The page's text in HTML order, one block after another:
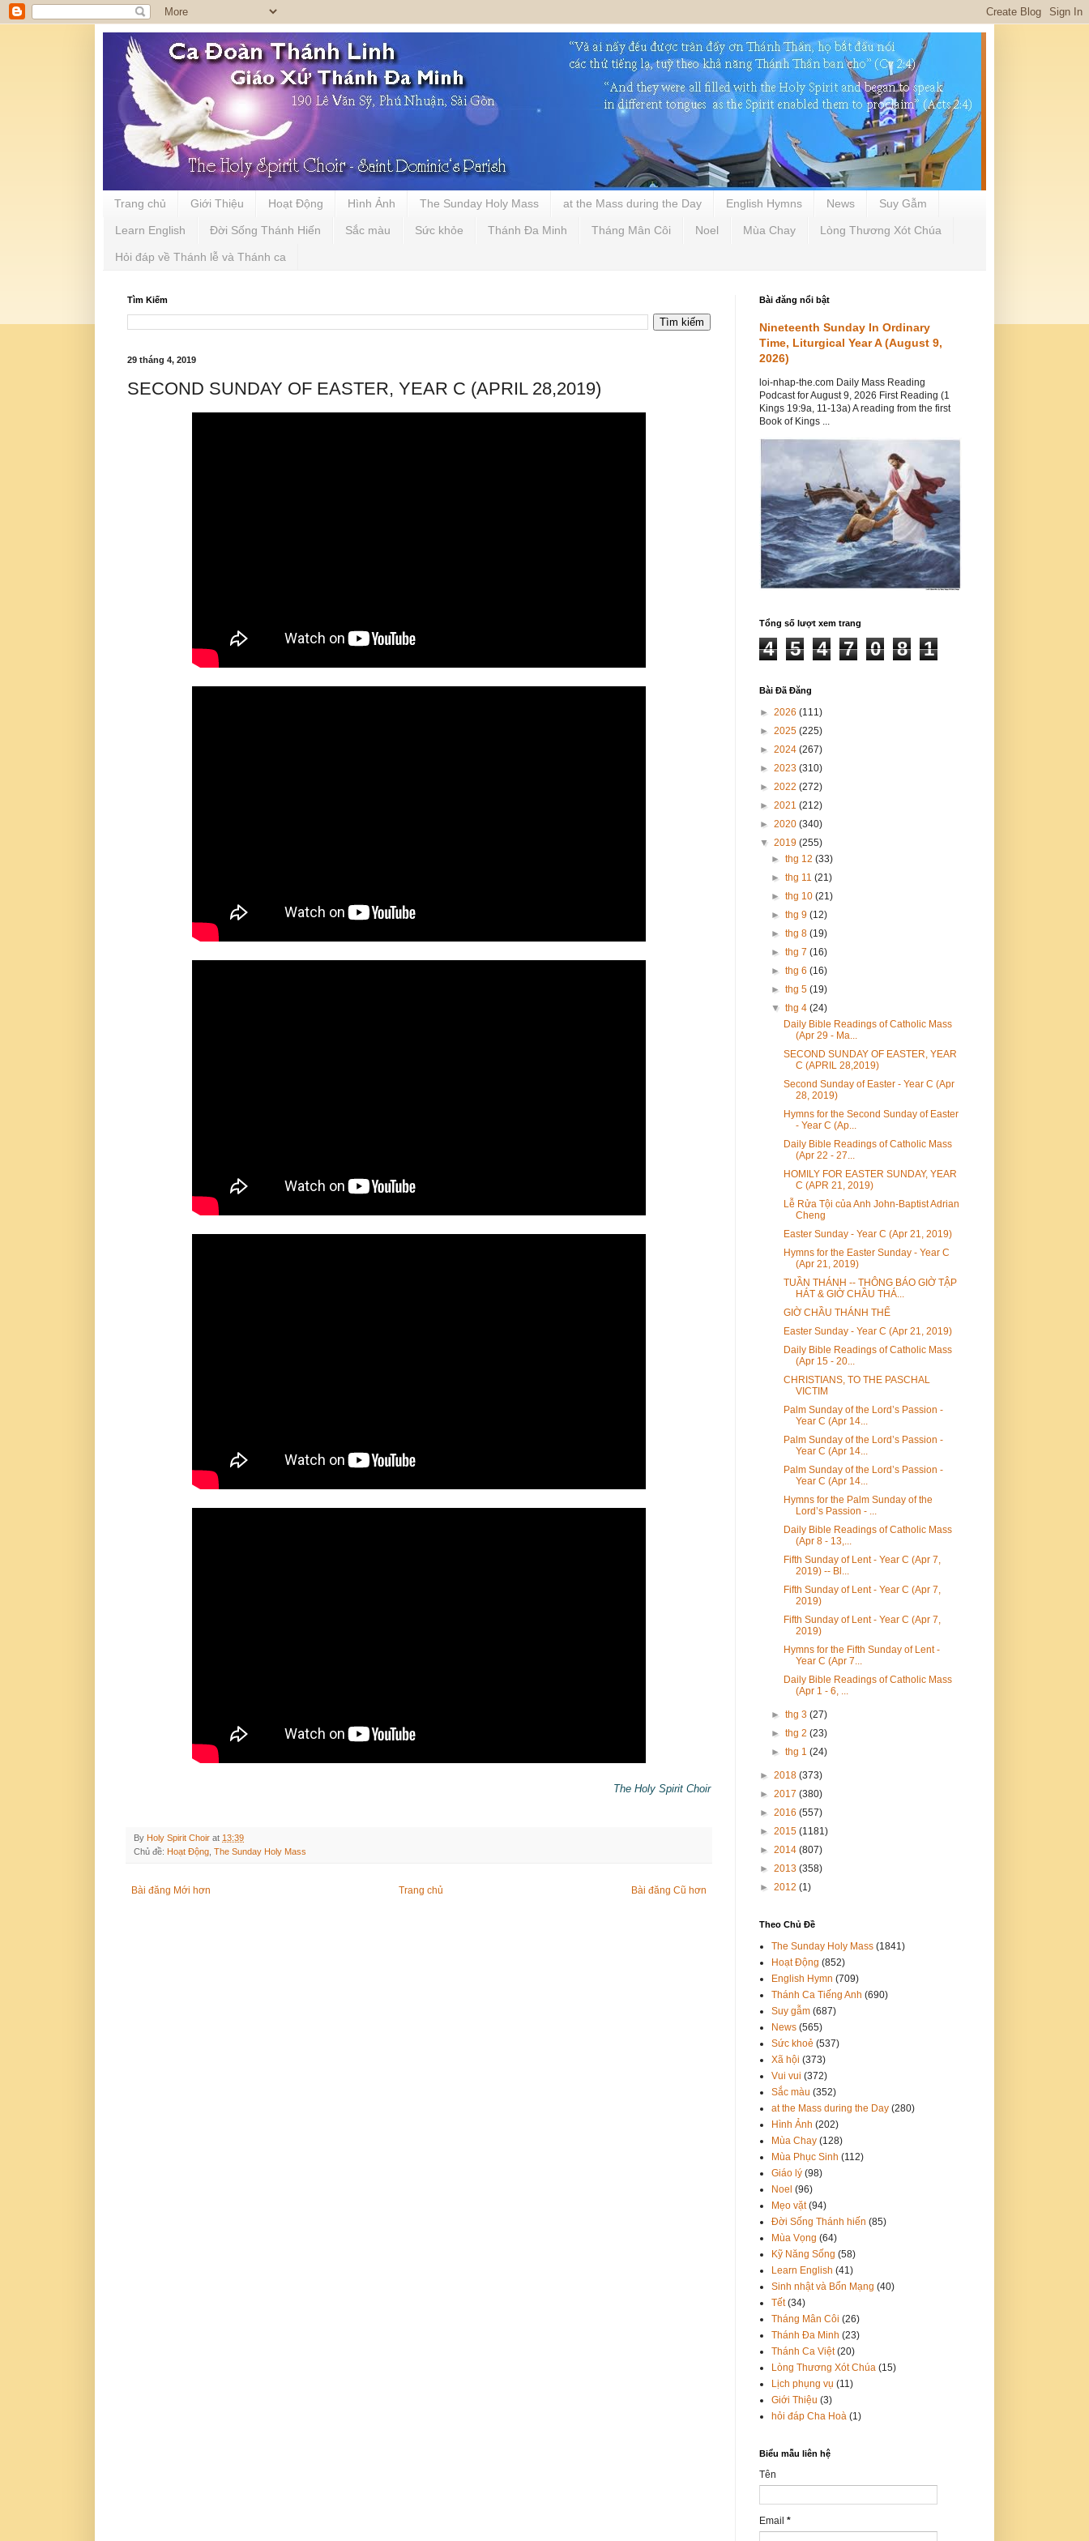
Trang chủ Giới Thiệu Hoạt Động Hình Ảnh The Sunday Holy Mass at the Mass during the Day English Hymns News Suy Gẫm
Learn English Đời Sống Thánh Hiến Sắc màu Sức khỏe Thánh Đa Minh Tháng Mân Côi Noel Mùa Chay Lòng Thương Xót Chúa
Hỏi đáp về Thánh lễ và Thánh ca
Tìm Kiếm
29 tháng 4, 2019
SECOND SUNDAY OF EASTER, YEAR C (APRIL 28,2019)
The Holy Spirit Choir
By Holy Spirit Choir at 13:39
Chủ đề: Hoạt Động The Sunday Holy Mass
Bài đăng Mới hơn Bài đăng Cũ hơn
Trang chủ
Bài đăng nổi bật
Nineteenth Sunday In Ordinary
Time, Liturgical Year A (August 9,
2026)
loi-nhap-the.com Daily Mass Reading
Podcast for August 9, 2026 First Reading (1
Kings 19:9a, 11-13a) A reading from the first
Book of Kings ...
Tổng số lượt xem trang
4 5 4 7 0 8 1
Bài Đã Đăng
► 2026 (111)
► 2025 (225)
► 2024 (267)
► 2023 (310)
► 2022 (272)
► 2021 (212)
► 2020 (340)
▼ 2019 (255)
►thg 12(33)
►thg 11(21)
►thg 10(21)
►thg 9(12)
►thg 8(19)
►thg 7(16)
►thg 6(16)
►thg 5(19)
▼thg 4(24)
Daily Bible Readings of Catholic Mass
(Apr 29 - Ma...
SECOND SUNDAY OF EASTER, YEAR
C (APRIL 28,2019)
Second Sunday of Easter - Year C (Apr
28, 2019)
Hymns for the Second Sunday of Easter
- Year C (Ap...
Daily Bible Readings of Catholic Mass
(Apr 22 - 27...
HOMILY FOR EASTER SUNDAY, YEAR
C (APR 21, 2019)
Lễ Rửa Tội của Anh John-Baptist Adrian
Cheng
Easter Sunday - Year C (Apr 21, 2019)
Hymns for the Easter Sunday - Year C
(Apr 21, 2019)
TUẦN THÁNH -- THÔNG BÁO GIỜ TẬP
HÁT & GIỜ CHẦU THÁ...
GIỜ CHẦU THÁNH THỂ
Easter Sunday - Year C (Apr 21, 2019)
Daily Bible Readings of Catholic Mass
(Apr 15 - 20...
CHRISTIANS, TO THE PASCHAL
VICTIM
Palm Sunday of the Lord’s Passion -
Year C (Apr 14...
Palm Sunday of the Lord’s Passion -
Year C (Apr 14...
Palm Sunday of the Lord’s Passion -
Year C (Apr 14...
Hymns for the Palm Sunday of the
Lord’s Passion - ...
Daily Bible Readings of Catholic Mass
(Apr 8 - 13,...
Fifth Sunday of Lent - Year C (Apr 7,
2019) -- Bl...
Fifth Sunday of Lent - Year C (Apr 7,
2019)
Fifth Sunday of Lent - Year C (Apr 7,
2019)
Hymns for the Fifth Sunday of Lent -
Year C (Apr 7...
Daily Bible Readings of Catholic Mass
(Apr 1 - 6, ...
►thg 3(27)
►thg 2(23)
►thg 1(24)
► 2018 (373)
► 2017 (380)
► 2016 (557)
► 2015 (1181)
► 2014 (807)
► 2013 (358)
► 2012 (1)
Theo Chủ Đề
The Sunday Holy Mass (1841)
Hoạt Động (852)
English Hymn (709)
Thánh Ca Tiếng Anh (690)
Suy gẫm (687)
News (565)
Sức khoẻ (537)
Xã hội (373)
Vui vui (372)
Sắc màu (352)
at the Mass during the Day (280)
Hình Ảnh (202)
Mùa Chay (128)
Mùa Phục Sinh (112)
Giáo lý (98)
Noel (96)
Mẹo vặt (94)
Đời Sống Thánh hiến (85)
Mùa Vọng (64)
Kỹ Năng Sống (58)
Learn English (41)
Sinh nhật và Bổn Mạng (40)
Tết (34)
Tháng Mân Côi (26)
Thánh Đa Minh (23)
Thánh Ca Việt (20)
Lòng Thương Xót Chúa (15)
Lịch phụng vụ (11)
Giới Thiệu (3)
hỏi đáp Cha Hoà (1)
Biểu mẫu liên hệ
Tên
Email *